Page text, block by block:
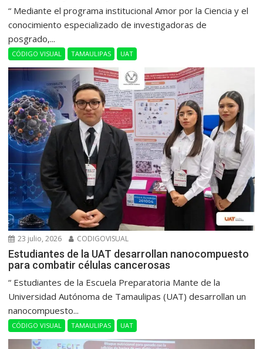
“ Mediante el programa institucional Amor por la Ciencia y el
conocimiento especializado de investigadoras de
posgrado,...
CÓDIGO VISUAL TAMAULIPAS UAT
23 julio, 2026 CODIGOVISUAL
Estudiantes de la UAT desarrollan nanocompuesto
para combatir células cancerosas
“ Estudiantes de la Escuela Preparatoria Mante de la
Universidad Autónoma de Tamaulipas (UAT) desarrollan un
nanocompuesto...
CÓDIGO VISUAL TAMAULIPAS UAT